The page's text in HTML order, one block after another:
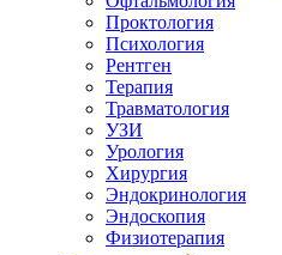
Проктология
Психология
Рентген
Терапия
Травматология
УЗИ
Урология
Хирургия
Эндокринология
Эндоскопия
Физиотерапия